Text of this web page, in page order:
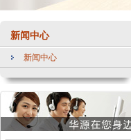
新闻中心
新闻中心